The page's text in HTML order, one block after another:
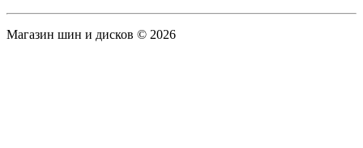
Магазин шин и дисков © 2026